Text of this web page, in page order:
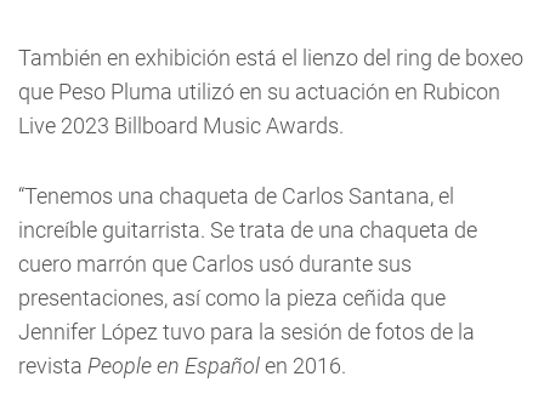
También en exhibición está el lienzo del ring de boxeo
que Peso Pluma utilizó en su actuación en Rubicon
Live 2023 Billboard Music Awards.
“Tenemos una chaqueta de Carlos Santana, el
increíble guitarrista. Se trata de una chaqueta de
cuero marrón que Carlos usó durante sus
presentaciones, así como la pieza ceñida que
Jennifer López tuvo para la sesión de fotos de la
revista People en Españolen 2016.